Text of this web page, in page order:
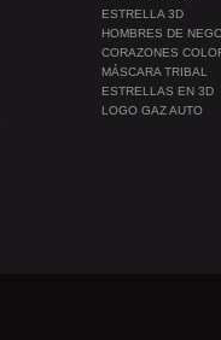
ESTRELLA 3D
HOMBRES DE
CORAZONES
MÁSCARA TRIBAL
ESTRELLAS EN 3D
LOGO GAZ AUTO